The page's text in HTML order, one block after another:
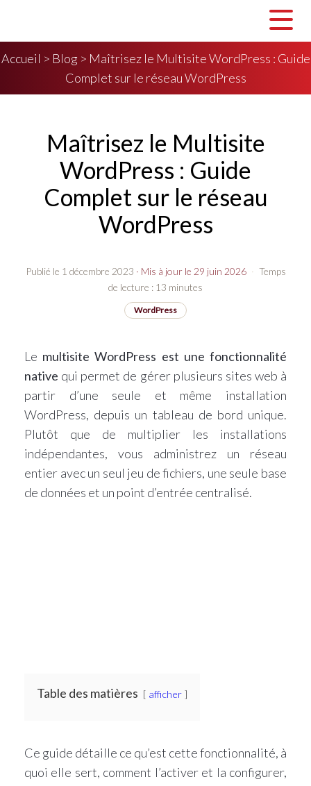
Accueil > Blog > Maîtrisez le Multisite WordPress : Guide
Complet sur le réseau WordPress
Maîtrisez le Multisite
WordPress : Guide
Complet sur le réseau
WordPress
Publié le 1 décembre 2023 · Mis à jour le 29 juin 2026 · Temps
de lecture : 13 minutes
WordPress
Le multisite WordPress est une fonctionnalité
native qui permet de gérer plusieurs sites web à
partir d’une seule et même installation
WordPress, depuis un tableau de bord unique.
Plutôt que de multiplier les installations
indépendantes, vous administrez un réseau
entier avec un seul jeu de fichiers, une seule base
de données et un point d’entrée centralisé.
Table des matières afficher
Ce guide détaille ce qu’est cette fonctionnalité, à
quoi elle sert, comment l’activer et la configurer,